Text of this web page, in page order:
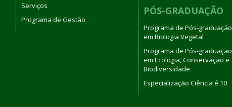
Serviços
Programa de Gestão
PÓS-GRADUAÇÃO
Programa de Pós-graduação
em Biologia Vegetal
Programa de Pós-graduação
em Ecologia, Conservação e
Biodiversidade
Especialização Ciência é 10